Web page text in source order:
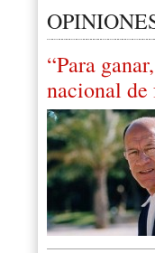
“Para
nacional